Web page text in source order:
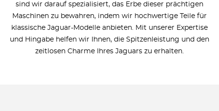
sind wir darauf spezialisiert, das Erbe dieser prächtigen
Maschinen zu bewahren, indem wir hochwertige Teile für
klassische Jaguar-Modelle anbieten. Mit unserer Expertise
und Hingabe helfen wir Ihnen, die Spitzenleistung und den
zeitlosen Charme Ihres Jaguars zu erhalten.